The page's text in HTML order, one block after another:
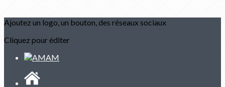
Ajoutez un logo, un bouton, des réseaux sociaux
Cliquez pour éditer